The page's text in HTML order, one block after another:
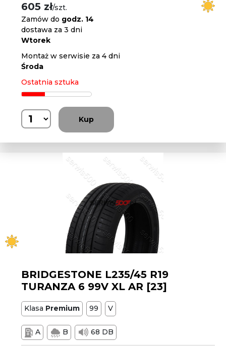
605 zł/szt.
Zamów do godz. 14
dostawa za 3 dni
Wtorek
Montaż w serwisie za 4 dni
Środa
Ostatnia sztuka
Kup
BRIDGESTONE L235/45 R19
TURANZA 6 99V XL AR [23]
Klasa Premium 99 V
A B 68 DB